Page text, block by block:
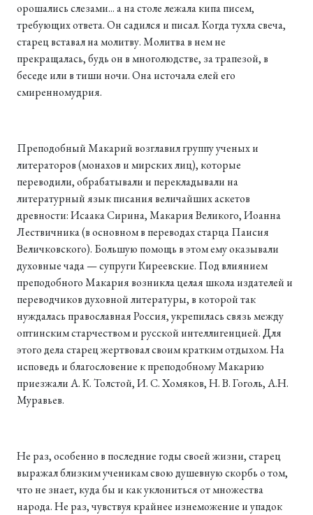
орошались слезами... а на столе лежала кипа писем,
требующих ответа. Он садился и писал. Когда тухла свеча,
старец вставал на молитву. Молитва в нем не
прекращалась, будь он в многолюдстве, за трапезой, в
беседе или в тиши ночи. Она источала елей его
смиренномудрия.
Преподобный Макарий возглавил группу ученых и
литераторов (монахов и мирских лиц), которые
переводили, обрабатывали и перекладывали на
литературный язык писания величайших аскетов
древности: Исаака Сирина, Макария Великого, Иоанна
Лествичника (в основном в переводах старца Паисия
Величковского). Большую помощь в этом ему оказывали
духовные чада — супруги Киреевские. Под влиянием
преподобного Макария возникла целая школа издателей и
переводчиков духовной литературы, в которой так
нуждалась православная Россия, укрепилась связь между
оптинским старчеством и русской интеллигенцией. Для
этого дела старец жертвовал своим кратким отдыхом. На
исповедь и благословение к преподобному Макарию
приезжали А. К. Толстой, И. С. Хомяков, Н. В. Гоголь, А.Н.
Муравьев.
Не раз, особенно в последние годы своей жизни, старец
выражал близким ученикам свою душевную скорбь о том,
что не знает, куда бы и как уклониться от множества
народа. Не раз, чувствуя крайнее изнеможение и упадок